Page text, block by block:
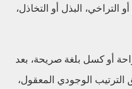
و التراخي، البذل أو التخاذل،
أو كسل بلغة صريحة، بعد
الترتيب الوجودي المعقول،